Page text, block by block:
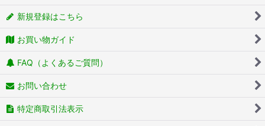
新規登録はこちら
お買い物ガイド
FAQ（よくあるご質問）
お問い合わせ
特定商取引法表示